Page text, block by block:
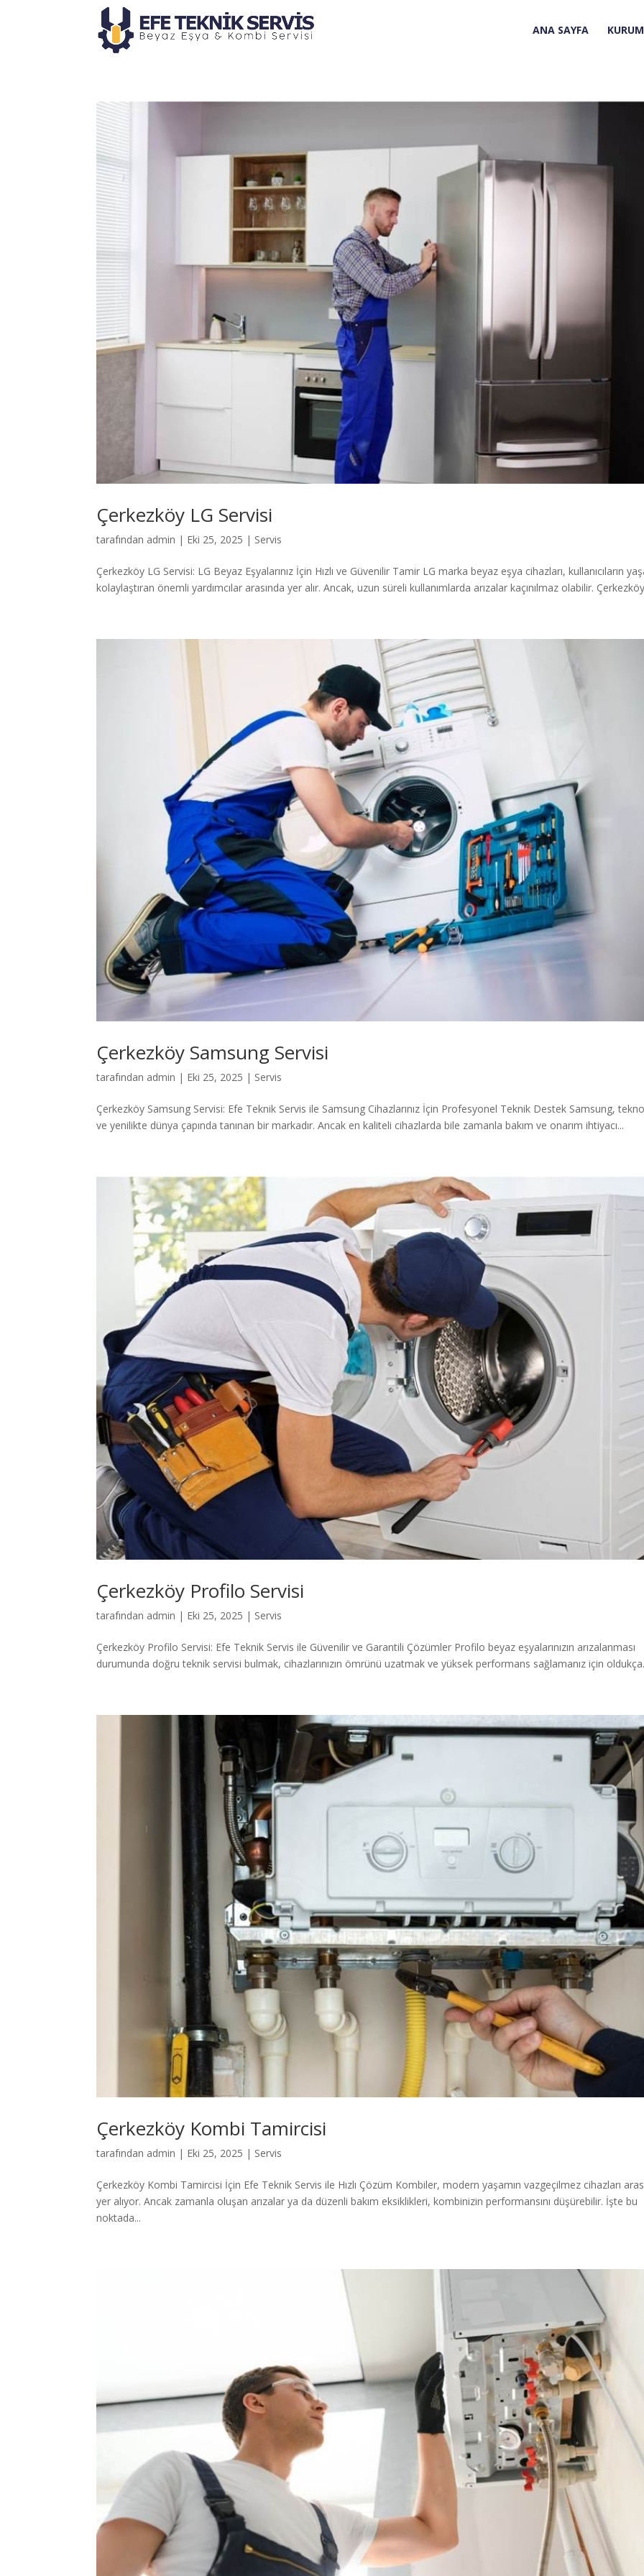
ANA SAYFA
Çerkezköy LG Servisi
tarafından admin | Eki 25, 2025 | Servis
Çerkezköy LG Servisi: LG Beyaz Eşyalarınız İçin Hızlı ve Güvenilir Tamir LG marka beyaz eşya cihazları, kullanıcıların
kolaylaştıran önemli yardımcılar arasında yer alır. Ancak, uzun süreli kullanımlarda arızalar kaçınılmaz olabilir.
Çerkezköy Samsung Servisi
tarafından admin | Eki 25, 2025 | Servis
Çerkezköy Samsung Servisi: Efe Teknik Servis ile Samsung Cihazlarınız İçin Profesyonel Teknik Destek Samsung,
ve yenilikte dünya çapında tanınan bir markadır. Ancak en kaliteli cihazlarda bile zamanla bakım ve onarım ihtiyacı...
Çerkezköy Profilo Servisi
tarafından admin | Eki 25, 2025 | Servis
Çerkezköy Profilo Servisi: Efe Teknik Servis ile Güvenilir ve Garantili Çözümler Profilo beyaz eşyalarınızın arızalanması
durumunda doğru teknik servisi bulmak, cihazlarınızın ömrünü uzatmak ve yüksek performans sağlamanız için
Çerkezköy Kombi Tamircisi
tarafından admin | Eki 25, 2025 | Servis
Çerkezköy Kombi Tamircisi İçin Efe Teknik Servis ile Hızlı Çözüm Kombiler, modern yaşamın vazgeçilmez cihazları
yer alıyor. Ancak zamanla oluşan arızalar ya da düzenli bakım eksiklikleri, kombinizin performansını düşürebilir. İşte bu
noktada...